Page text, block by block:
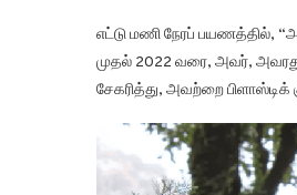
எட்டு மணி நேரப் பயணத்தில்,
முதல் 2022 வரை, அவர்,
சேகரித்து, அவற்றை